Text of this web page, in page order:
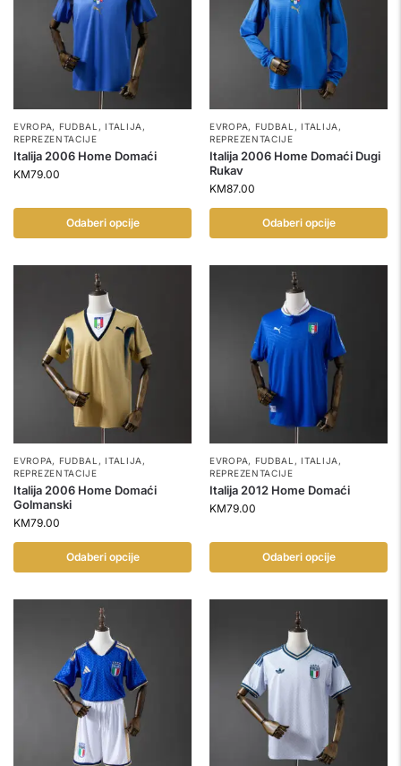
EVROPA, FUDBAL ,ITALIJA ,
REPREZENTACIJE
Italija 2006 Home Domaći
KM79.00
Odaberi opcije
EVROPA, FUDBAL ,ITALIJA ,
REPREZENTACIJE
Italija 2006 Home Domaći Dugi
Rukav
KM87.00
Odaberi opcije
EVROPA, FUDBAL ,ITALIJA ,
REPREZENTACIJE
Italija 2006 Home Domaći
Golmanski
KM79.00
Odaberi opcije
EVROPA, FUDBAL ,ITALIJA ,
REPREZENTACIJE
Italija 2012 Home Domaći
KM79.00
Odaberi opcije